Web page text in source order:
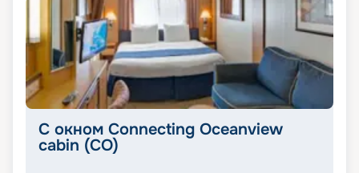
С окном Connecting Oceanview
cabin (CO)